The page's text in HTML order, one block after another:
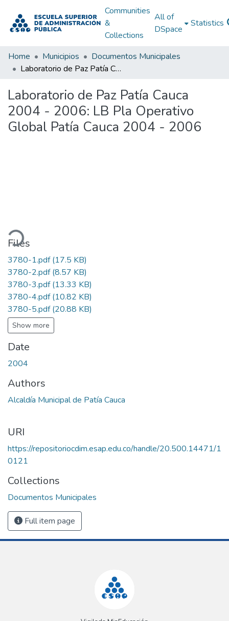
Communities
&
Collections
All of
DSpace
Statistics
Home Municipios
Documentos Municipales
Laboratorio de Paz Patía Cauca 2004 - 2006: LB Pla Operativo Global Patía Cauca 2004 - 2006
Laboratorio de Paz Patía Cauca
2004 - 2006: LB Pla Operativo
Global Patía Cauca 2004 - 2006
Files
3780-1.pdf(17.5 KB)
3780-2.pdf(8.57 KB)
3780-3.pdf(13.33 KB)
3780-4.pdf(10.82 KB)
3780-5.pdf(20.88 KB)
Show more
Date
2004
Authors
Alcaldía Municipal de Patía Cauca
URI
https://repositoriocdim.esap.edu.co/handle/20.500.14471/1
0121
Collections
Documentos Municipales
Full item page